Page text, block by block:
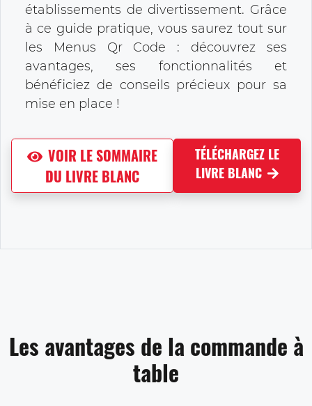
établissements de divertissement. Grâce
à ce guide pratique, vous saurez tout sur
les Menus Qr Code : découvrez ses
avantages, ses fonctionnalités et
bénéficiez de conseils précieux pour sa
mise en place !
VOIR LE SOMMAIRE
DU LIVRE BLANC
TÉLÉCHARGEZ LE
LIVRE BLANC
Les avantages de la commande à
table